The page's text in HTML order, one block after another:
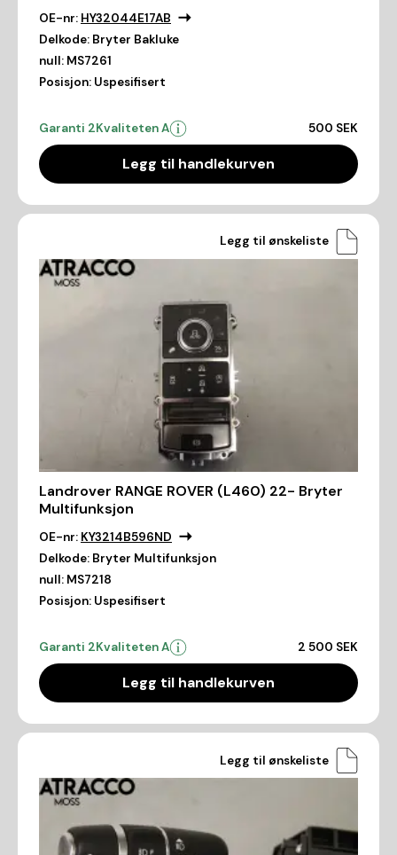
OE-nr: HY32044E17AB
Delkode: Bryter Bakluke
null: MS7261
Posisjon: Uspesifisert
Garanti 2Kvaliteten A 500 SEK
Legg til handlekurven
Legg til ønskeliste
Landrover RANGE ROVER (L460) 22- Bryter
Multifunksjon
OE-nr: KY3214B596ND
Delkode: Bryter Multifunksjon
null: MS7218
Posisjon: Uspesifisert
Garanti 2Kvaliteten A 2 500 SEK
Legg til handlekurven
Legg til ønskeliste